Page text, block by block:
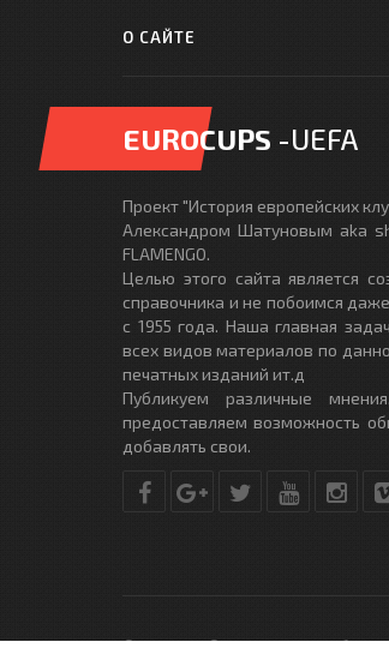
О САЙТЕ
EUROCUPS -UEFA
Проект "История европейских
Александром Шатуновым aka
FLAMENGO.
Целью этого сайта является
справочника и не побоимся
с 1955 года. Наша главная
всех видов материалов по
печатных изданий ит.д
Публикуем различные
предоставляем возможность
добавлять свои.
© Copyright © 2010-2017.